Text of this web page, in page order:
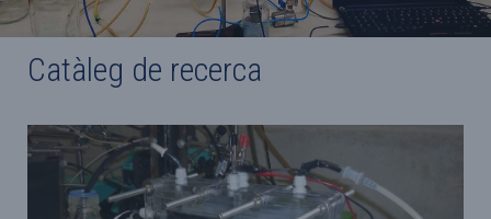
Catàleg de recerca